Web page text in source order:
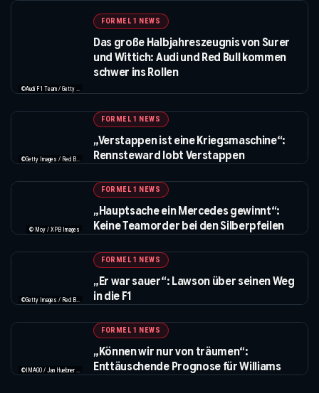
©Audi F1 Team / Getty Images / Red Bull / XPB Images / IMAGO
FORMEL 1 NEWS
Das große Halbjahreszeugnis von Surer
und Wittich: Audi und Red Bull kommen
schwer ins Rollen
©Getty Images / Red Bull / XPB Images
FORMEL 1 NEWS
„Verstappen ist eine Kriegsmaschine“:
Rennsteward lobt Verstappen
© Moy / XPB Images
FORMEL 1 NEWS
„Hauptsache ein Mercedes gewinnt“:
Keine Teamorder bei den Silberpfeilen
©Getty Images / Red Bull / XPB Images
FORMEL 1 NEWS
„Er war sauer“: Lawson über seinen Weg
in die F1
©IMAGO / Jan Huebner / XPB Images
FORMEL 1 NEWS
„Können wir nur von träumen“:
Enttäuschende Prognose für Williams